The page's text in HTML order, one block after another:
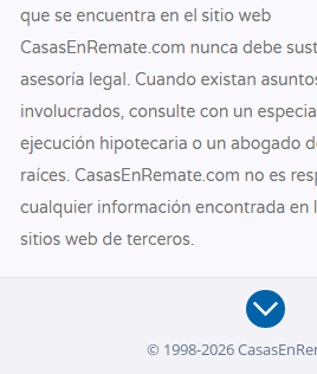
© 1998-2026